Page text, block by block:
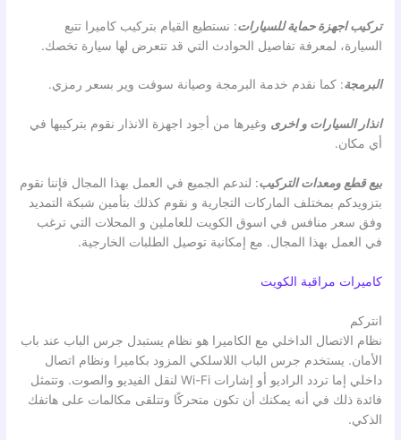
تركيب اجهزة حماية للسيارات: نستطيع القيام بتركيب كاميرا تتبع
السيارة، لمعرفة تفاصيل الحوادث التي قد تتعرض لها سيارة تخصك.
البرمجة: كما نقدم خدمة البرمجة وصيانة سوفت وير بسعر رمزي.
انذار السيارات و اخرى وغيرها من أجود اجهزة الانذار نقوم بتركيبها في
أي مكان.
بيع قطع ومعدات التركيب: لندعم الجميع في العمل بهذا المجال فإننا نقوم
بتزويدكم بمختلف الماركات التجارية و نقوم كذلك بتأمين شبكة التمديد
وفق سعر منافس في اسوق الكويت للعاملين و المحلات التي ترغب
في العمل بهذا المجال. مع إمكانية توصيل الطلبات الخارجية.
كاميرات مراقبة الكويت
انتركم
نظام الاتصال الداخلي مع الكاميرا هو نظام يستبدل جرس الباب عند باب
الأمان. يستخدم جرس الباب اللاسلكي المزود بكاميرا ونظام اتصال
داخلي إما تردد الراديو أو إشارات Wi-Fi لنقل الفيديو والصوت. وتتمثل
فائدة ذلك في أنه يمكنك أن تكون متحركًا وتتلقى مكالمات على هاتفك
الذكي.